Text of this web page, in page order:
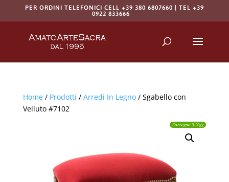
PER ORDINI TELEFONICI CELL +39 380 6807660 | TEL +39
0922 833666
Home/ Prodotti / Arredi In Legno/ Sgabello con
Velluto #7102
Consegna 3-20gg